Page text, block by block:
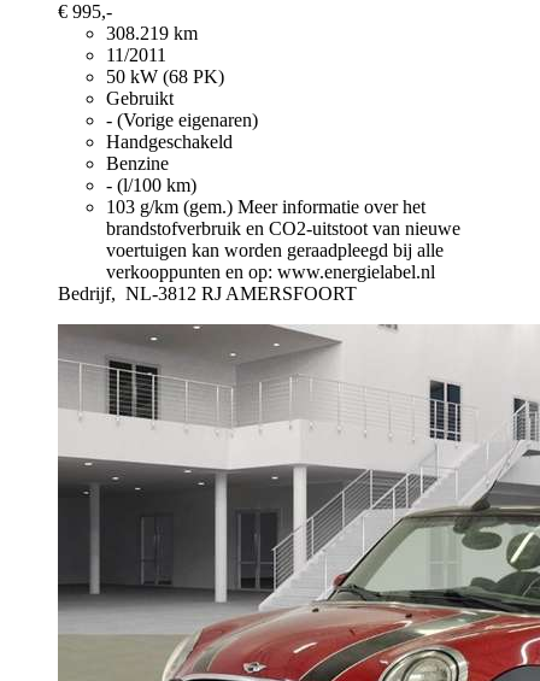
€ 995,-
308.219 km
11/2011
50 kW (68 PK)
Gebruikt
- (Vorige eigenaren)
Handgeschakeld
Benzine
- (l/100 km)
103 g/km (gem.) Meer informatie over het
brandstofverbruik en CO2-uitstoot van nieuwe
voertuigen kan worden geraadpleegd bij alle
verkooppunten en op: www.energielabel.nl
Bedrijf, NL-3812 RJ AMERSFOORT